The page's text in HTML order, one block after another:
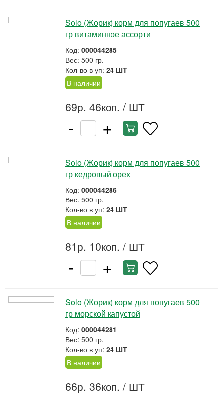
Solo (Жорик) корм для попугаев 500
гр витаминное ассорти
Код: 000044285
Вес: 500 гр.
Кол-во в уп: 24 ШТ
В наличии
69р. 46коп. / ШТ
- +
Solo (Жорик) корм для попугаев 500
гр кедровый орех
Код: 000044286
Вес: 500 гр.
Кол-во в уп: 24 ШТ
В наличии
81р. 10коп. / ШТ
- +
Solo (Жорик) корм для попугаев 500
гр морской капустой
Код: 000044281
Вес: 500 гр.
Кол-во в уп: 24 ШТ
В наличии
66р. 36коп. / ШТ